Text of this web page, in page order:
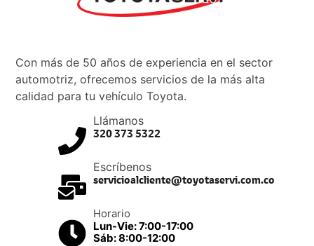
Con más de 50 años de experiencia en el sector
automotriz, ofrecemos servicios de la más alta
calidad para tu vehículo Toyota.
Llámanos
320 373 5322
Escríbenos
servicioalcliente@toyotaservi.com.co
Horario
Lun-Vie: 7:00-17:00
Sáb: 8:00-12:00